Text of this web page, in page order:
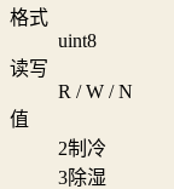
格式
uint8
读写
R / W / N
值
2制冷
3除湿